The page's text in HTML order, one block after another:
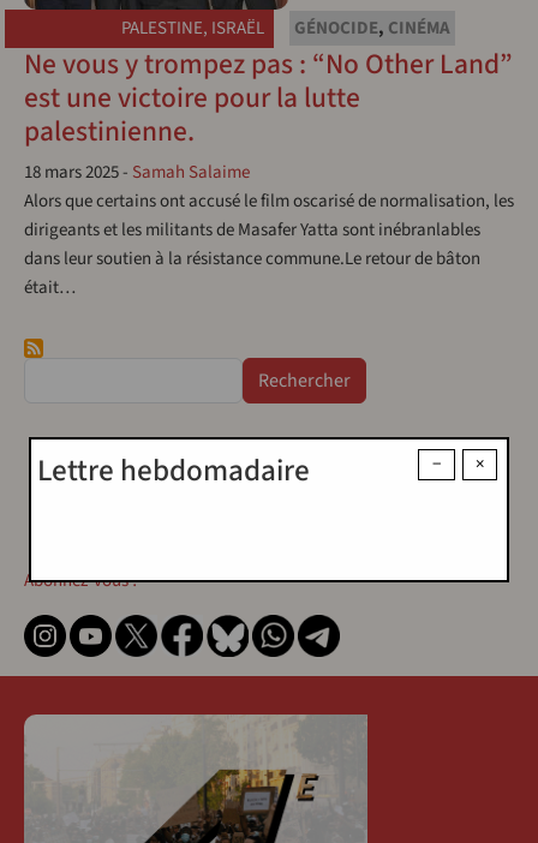
PALESTINE, ISRAËL GÉNOCIDE, CINÉMA
Ne vous y trompez pas : “No Other Land”
est une victoire pour la lutte
palestinienne.
18 mars 2025- Samah Salaime
Alors que certains ont accusé le film oscarisé de normalisation, les
dirigeants et les militants de Masafer Yatta sont inébranlables
dans leur soutien à la résistance commune.Le retour de bâton
était…
×
−
Lettre hebdomadaire
Abonnez-vous !